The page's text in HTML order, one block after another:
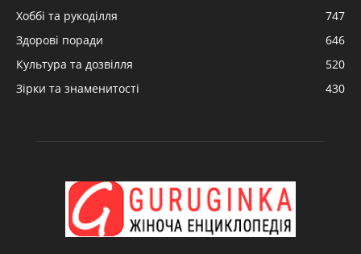
Хоббі та рукоділля
747
Здорові поради
646
Культура та дозвілля
520
Зірки та знаменитості
430